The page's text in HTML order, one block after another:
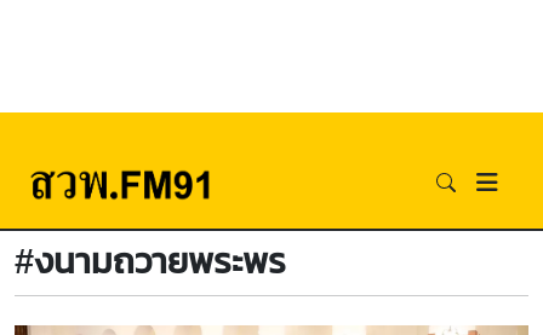
#งนามถวายพระพร